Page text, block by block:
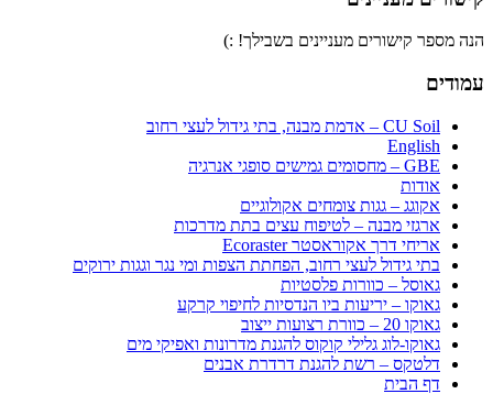
הנה מספר קישורים מעניינים בשבילך! :)
עמודים
CU Soil – אדמת מבנה, בתי גידול לעצי רחוב
English
GBE – מחסומים גמישים סופגי אנרגיה
אודות
אקוגג – גגות צומחים אקולוגיים
ארגזי מבנה – לטיפוח עצים בתת מדרכות
אריחי דרך אקוראסטר Ecoraster
בתי גידול לעצי רחוב, הפחתת הצפות ומי נגר וגגות ירוקים
גאוסל – כוורות פלסטיות
גאוקו – יריעות ביו הנדסיות לחיפוי קרקע
גאוקו 20 – כוורת רצועות ייצוב
גאוקו-לוג גלילי קוקוס להגנת מדרונות ואפיקי מים
דלטקס – רשת להגנת דרדרת אבנים
דף הבית